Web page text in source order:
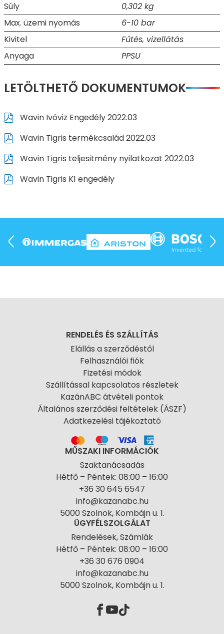
Súly
0,302 kg
Max. üzemi nyomás
6-10 bar
Kivitel
Fűtés, vizellátás
Anyaga
PPSU
LETÖLTHETŐ DOKUMENTUMOK
Wavin Ivóviz Engedély 2022.03
Wavin Tigris termékcsalád 2022.03
Wavin Tigris teljesitmény nyilatkozat 2022.03
Wavin Tigris K1 engedély
RENDELÉS ÉS SZÁLLÍTÁS
Elállás a szerződéstől
Felhasználói fiók
Fizetési módok
Szállítással kapcsolatos részletek
KazánABC átvételi pontok
Általános szerződési feltételek (ÁSZF)
Adatkezelési tájékoztató
MŰSZAKI INFORMÁCIÓK
Szaktanácsadás
Hétfő – Péntek: 08:00 – 16:00
+36 30 645 6547
info@kazanabc.hu
5000 Szolnok, Kombájn u. 1.
ÜGYFÉLSZOLGÁLAT
Rendelések, Számlák
Hétfő – Péntek: 08:00 – 16:00
+36 30 676 0904
info@kazanabc.hu
5000 Szolnok, Kombájn u. 1.